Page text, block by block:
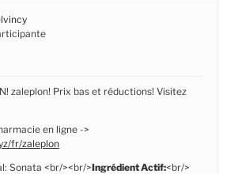
zaleplon! Prix bas et réductions! Visitez
en ligne ->
fr/zaleplon
Sonata <br/><br/>Ingrédient Actif:<br/>